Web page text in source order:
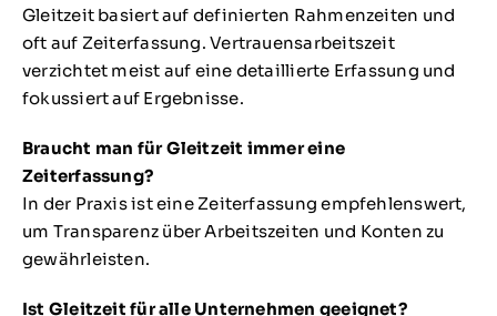
Gleitzeit basiert auf definierten Rahmenzeiten und
oft auf Zeiterfassung. Vertrauensarbeitszeit
verzichtet meist auf eine detaillierte Erfassung und
fokussiert auf Ergebnisse.
Braucht man für Gleitzeit immer eine
Zeiterfassung?
In der Praxis ist eine Zeiterfassung empfehlenswert,
um Transparenz über Arbeitszeiten und Konten zu
gewährleisten.
Ist Gleitzeit für alle Unternehmen geeignet?